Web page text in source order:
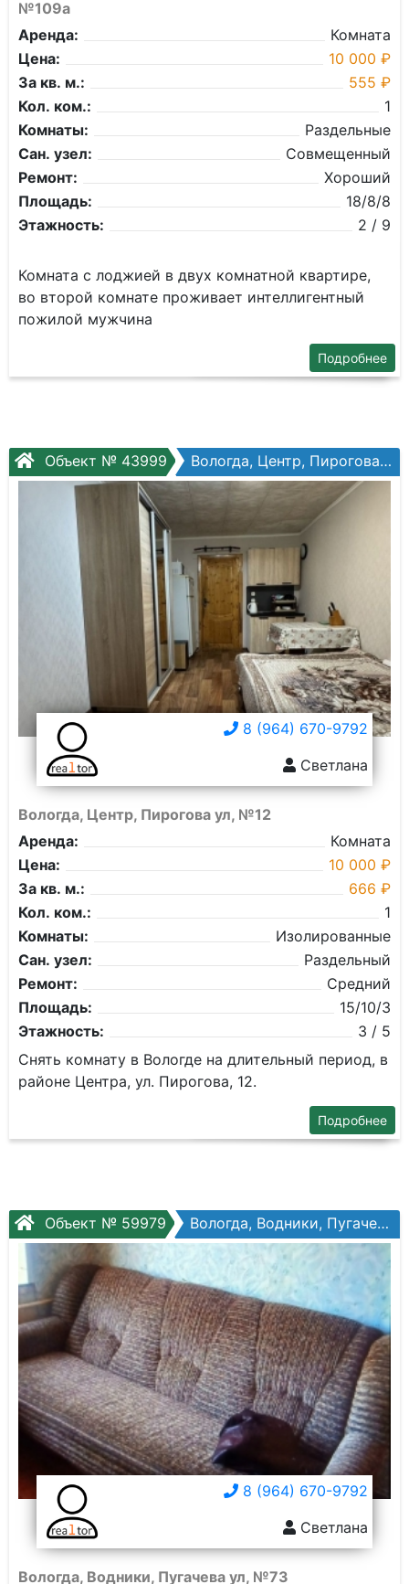
№109а
Аренда:
Комната
Цена:
10 000 ₽
За кв. м.:
555 ₽
Кол. ком.:
1
Комнаты:
Раздельные
Сан. узел:
Совмещенный
Ремонт:
Хороший
Площадь:
18/8/8
Этажность:
2 / 9
Комната с лоджией в двух комнатной квартире,
во второй комнате проживает интеллигентный
пожилой мужчина
Подробнее
Объект № 43999 Вологда, Центр, Пирогова ул, №12
8 (964) 670-9792
Светлана
Вологда, Центр, Пирогова ул, №12
Аренда:
Комната
Цена:
10 000 ₽
За кв. м.:
666 ₽
Кол. ком.:
1
Комнаты:
Изолированные
Сан. узел:
Раздельный
Ремонт:
Средний
Площадь:
15/10/3
Этажность:
3 / 5
Снять комнату в Вологде на длительный период, в
районе Центра, ул. Пирогова, 12.
Подробнее
Объект № 59979 Вологда, Водники, Пугачева ул, №73
8 (964) 670-9792
Светлана
Вологда, Водники, Пугачева ул, №73